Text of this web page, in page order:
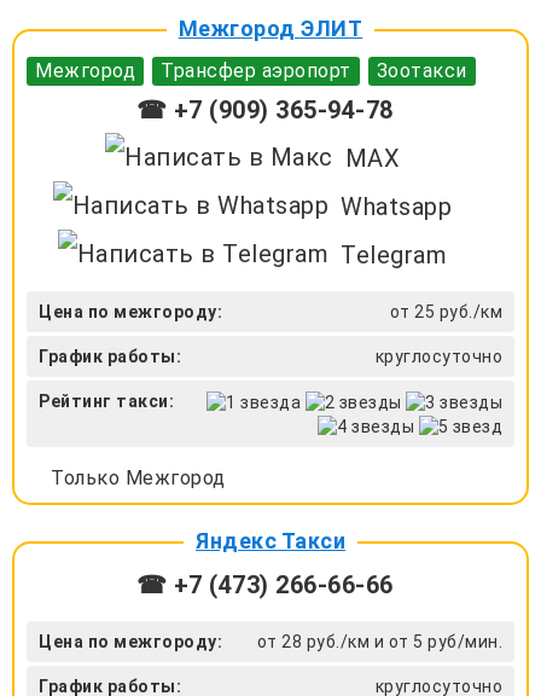
Межгород ЭЛИТ
Межгород Трансфер аэропорт Зоотакси
☎ +7 (909) 365-94-78
MAX
Whatsapp
Telegram
Цена по межгороду: от 25 руб./км
График работы: круглосуточно
Рейтинг такси:
Только Межгород
Яндекс Такси
☎ +7 (473) 266-66-66
Цена по межгороду: от 28 руб./км и от 5 руб/мин.
График работы: круглосуточно